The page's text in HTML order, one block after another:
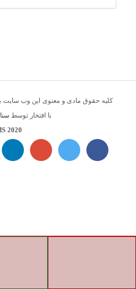
کلیه حقوق مادی و معنوی این وب سایت
با افتخار توسط
2020